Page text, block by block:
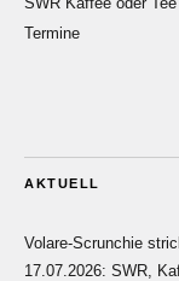
Termine
AKTUELL
Volare-Scrunchie
17.07.2026: SWR,